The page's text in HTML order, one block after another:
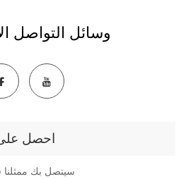
وسائل التواصل
احصل على
سيتصل بك ممثلنا قريبًا.